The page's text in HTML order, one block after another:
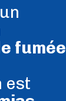
fumée
est